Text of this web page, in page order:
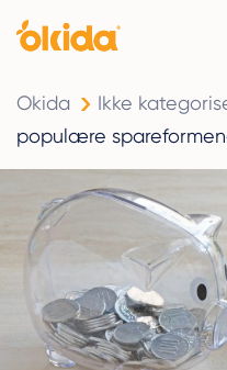
Okida Ikke
populære